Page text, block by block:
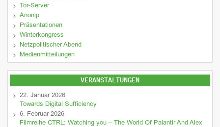
Tor-Server
Anonip
Präsentationen
Winterkongress
Netzpolitischer Abend
Medienmitteilungen
VERANSTALTUNGEN
22. Januar 2026
Towards Digital Sufficiency
6. Februar 2026
Filmreihe CTRL: Watching you – The World Of Palantir And Alex